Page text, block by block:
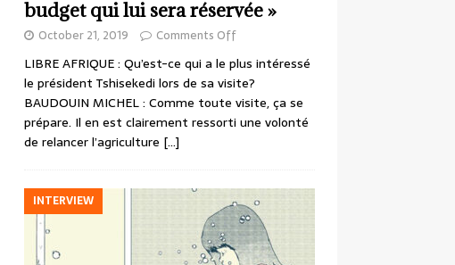
budget qui lui sera réservée »
October 21, 2019 Comments Off
LIBRE AFRIQUE : Qu’est-ce qui a le plus intéressé
le président Tshisekedi lors de sa visite?
BAUDOUIN MICHEL : Comme toute visite, ça se
prépare. Il en est clairement ressorti une volonté
de relancer l’agriculture […]
INTERVIEW